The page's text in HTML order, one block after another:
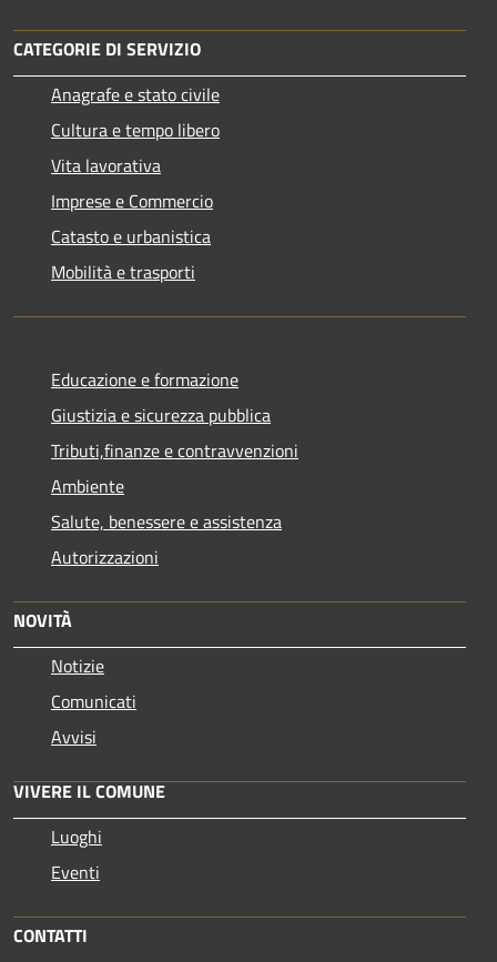
CATEGORIE DI SERVIZIO
Anagrafe e stato civile
Cultura e tempo libero
Vita lavorativa
Imprese e Commercio
Catasto e urbanistica
Mobilità e trasporti
Educazione e formazione
Giustizia e sicurezza pubblica
Tributi,finanze e contravvenzioni
Ambiente
Salute, benessere e assistenza
Autorizzazioni
NOVITÀ
Notizie
Comunicati
Avvisi
VIVERE IL COMUNE
Luoghi
Eventi
CONTATTI